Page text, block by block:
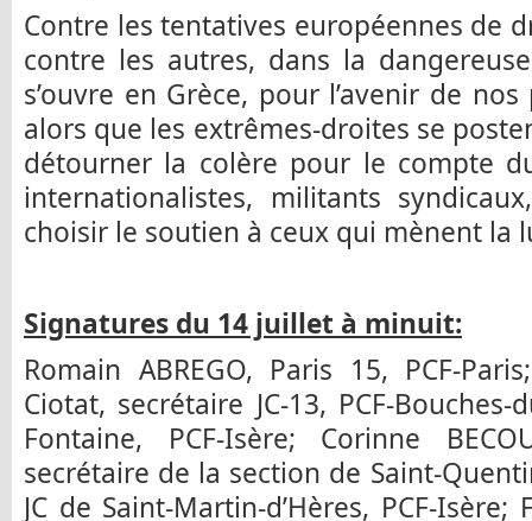
Contre les tentatives européennes de
contre les autres, dans la
s’ouvre en Grèce, pour l’avenir de
alors que les extrêmes-droites se
détourner la colère pour le compte
internationalistes, militants
choisir le soutien à ceux qui mènent la
Signatures du 14 juillet à minuit:
Romain ABREGO, Paris 15, PCF-
Ciotat, secrétaire JC-13, PCF-Bouches-
Fontaine, PCF-Isère; Corinne
secrétaire de la section de Saint-
JC de Saint-Martin-d’Hères, PCF-Isère;